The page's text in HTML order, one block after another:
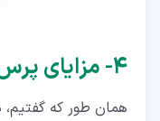
۴‏- مزایای پرس هیدروپنوماتیک
همان طور که